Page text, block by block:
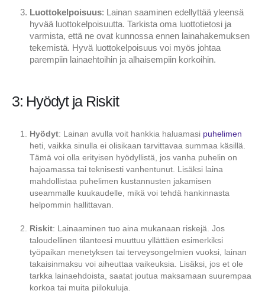
Luottokelpoisuus: Lainan saaminen edellyttää yleensä
hyvää luottokelpoisuutta. Tarkista oma luottotietosi ja
varmista, että ne ovat kunnossa ennen lainahakemuksen
tekemistä. Hyvä luottokelpoisuus voi myös johtaa
parempiin lainaehtoihin ja alhaisempiin korkoihin.
3: Hyödyt ja Riskit
Hyödyt: Lainan avulla voit hankkia haluamasi puhelimen
heti, vaikka sinulla ei olisikaan tarvittavaa summaa käsillä.
Tämä voi olla erityisen hyödyllistä, jos vanha puhelin on
hajoamassa tai teknisesti vanhentunut. Lisäksi laina
mahdollistaa puhelimen kustannusten jakamisen
useammalle kuukaudelle, mikä voi tehdä hankinnasta
helpommin hallittavan.
Riskit: Lainaaminen tuo aina mukanaan riskejä. Jos
taloudellinen tilanteesi muuttuu yllättäen esimerkiksi
työpaikan menetyksen tai terveysongelmien vuoksi, lainan
takaisinmaksu voi aiheuttaa vaikeuksia. Lisäksi, jos et ole
tarkka lainaehdoista, saatat joutua maksamaan suurempaa
korkoa tai muita piilokuluja.